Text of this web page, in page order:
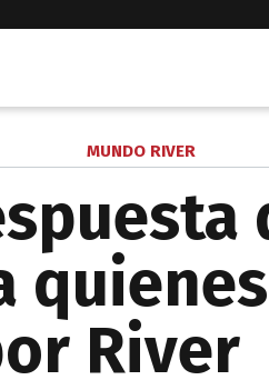
MUNDO RIVER
River